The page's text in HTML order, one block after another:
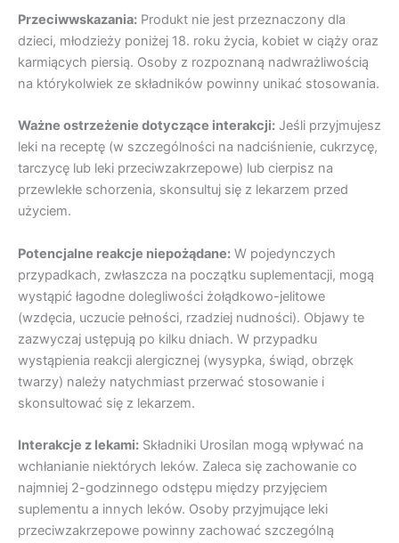
Przeciwwskazania: Produkt nie jest przeznaczony dla
dzieci, młodzieży poniżej 18. roku życia, kobiet w ciąży oraz
karmiących piersią. Osoby z rozpoznaną nadwrażliwością
na którykolwiek ze składników powinny unikać stosowania.
Ważne ostrzeżenie dotyczące interakcji: Jeśli przyjmujesz
leki na receptę (w szczególności na nadciśnienie, cukrzycę,
tarczycę lub leki przeciwzakrzepowe) lub cierpisz na
przewlekłe schorzenia, skonsultuj się z lekarzem przed
użyciem.
Potencjalne reakcje niepożądane: W pojedynczych
przypadkach, zwłaszcza na początku suplementacji, mogą
wystąpić łagodne dolegliwości żołądkowo-jelitowe
(wzdęcia, uczucie pełności, rzadziej nudności). Objawy te
zazwyczaj ustępują po kilku dniach. W przypadku
wystąpienia reakcji alergicznej (wysypka, świąd, obrzęk
twarzy) należy natychmiast przerwać stosowanie i
skonsultować się z lekarzem.
Interakcje z lekami: Składniki Urosilan mogą wpływać na
wchłanianie niektórych leków. Zaleca się zachowanie co
najmniej 2-godzinnego odstępu między przyjęciem
suplementu a innych leków. Osoby przyjmujące leki
przeciwzakrzepowe powinny zachować szczególną